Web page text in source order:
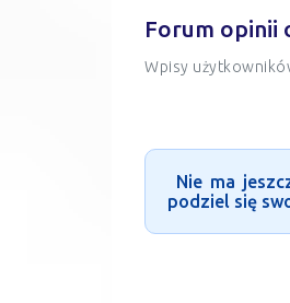
Forum opinii
Wpisy
Nie ma
podziel się